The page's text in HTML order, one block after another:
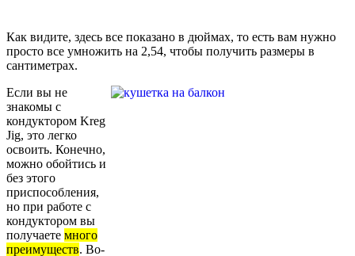
Как видите, здесь все показано в дюймах, то есть вам нужно
просто все умножить на 2,54, чтобы получить размеры в
сантиметрах.
Если вы не
знакомы с
кондуктором Kreg
Jig, это легко
освоить. Конечно,
можно обойтись и
без этого
приспособления,
но при работе с
кондуктором вы
получаете много
преимуществ. Во-